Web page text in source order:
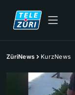
ZüriNews KurzNews